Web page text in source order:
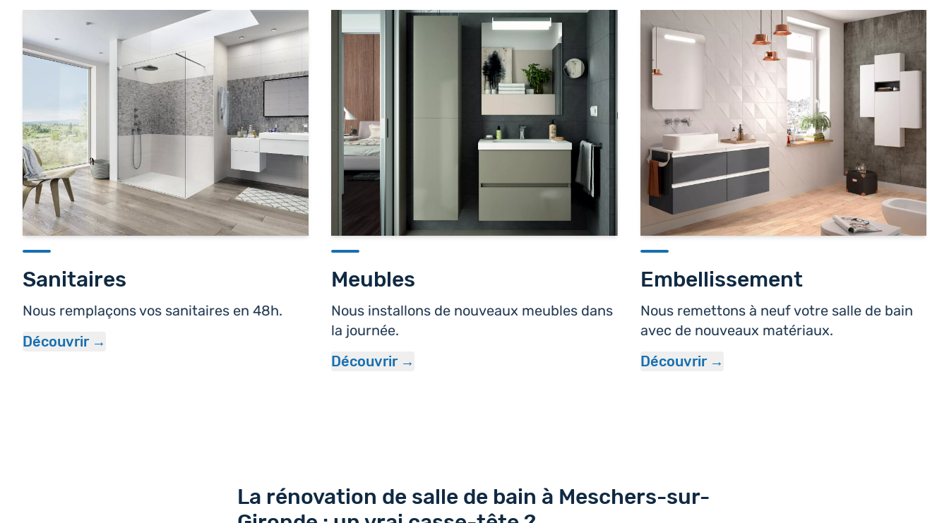
Sanitaires
Nous remplaçons vos sanitaires en 48h.
Découvrir
Meubles
Nous installons de nouveaux meubles dans
la journée.
Découvrir
Embellissement
Nous remettons à neuf votre salle de bain
avec de nouveaux matériaux.
Découvrir
La rénovation de salle de bain à Meschers-sur-